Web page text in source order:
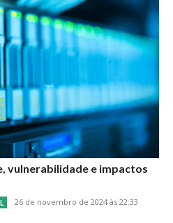
vulnerabilidade e impactos
26 de novembro de 2024 às 22:33